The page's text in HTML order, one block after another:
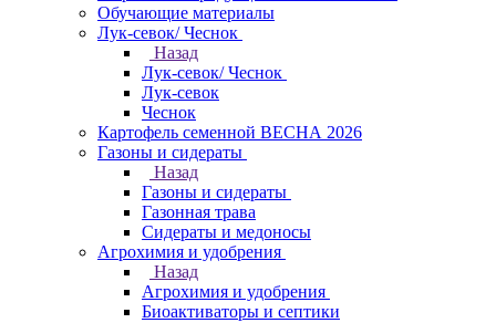
Обучающие материалы
Лук-севок/ Чеснок
Назад
Лук-севок/ Чеснок
Лук-севок
Чеснок
Картофель семенной ВЕСНА 2026
Газоны и сидераты
Назад
Газоны и сидераты
Газонная трава
Сидераты и медоносы
Агрохимия и удобрения
Назад
Агрохимия и удобрения
Биоактиваторы и септики